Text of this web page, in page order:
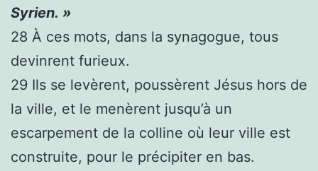
Syrien. »
28 À ces mots, dans la synagogue, tous
devinrent furieux.
29 Ils se levèrent, poussèrent Jésus hors de
la ville, et le menèrent jusqu’à un
escarpement de la colline où leur ville est
construite, pour le précipiter en bas.